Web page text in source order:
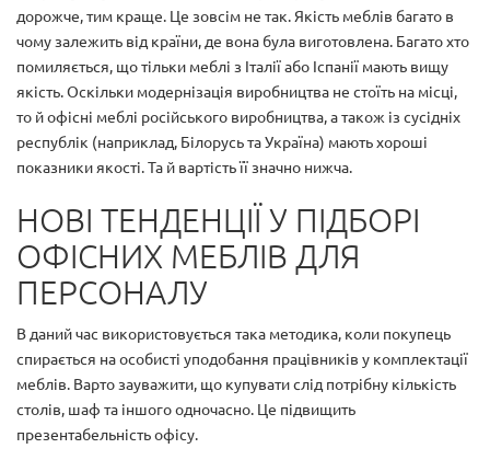
дорожче, тим краще. Це зовсім не так. Якість меблів багато в
чому залежить від країни, де вона була виготовлена. Багато хто
помиляється, що тільки меблі з Італії або Іспанії мають вищу
якість. Оскільки модернізація виробництва не стоїть на місці,
то й офісні меблі російського виробництва, а також із сусідніх
республік (наприклад, Білорусь та Україна) мають хороші
показники якості. Та й вартість її значно нижча.
НОВІ ТЕНДЕНЦІЇ У ПІДБОРІ
ОФІСНИХ МЕБЛІВ ДЛЯ
ПЕРСОНАЛУ
В даний час використовується така методика, коли покупець
спирається на особисті уподобання працівників у комплектації
меблів. Варто зауважити, що купувати слід потрібну кількість
столів, шаф та іншого одночасно. Це підвищить
презентабельність офісу.